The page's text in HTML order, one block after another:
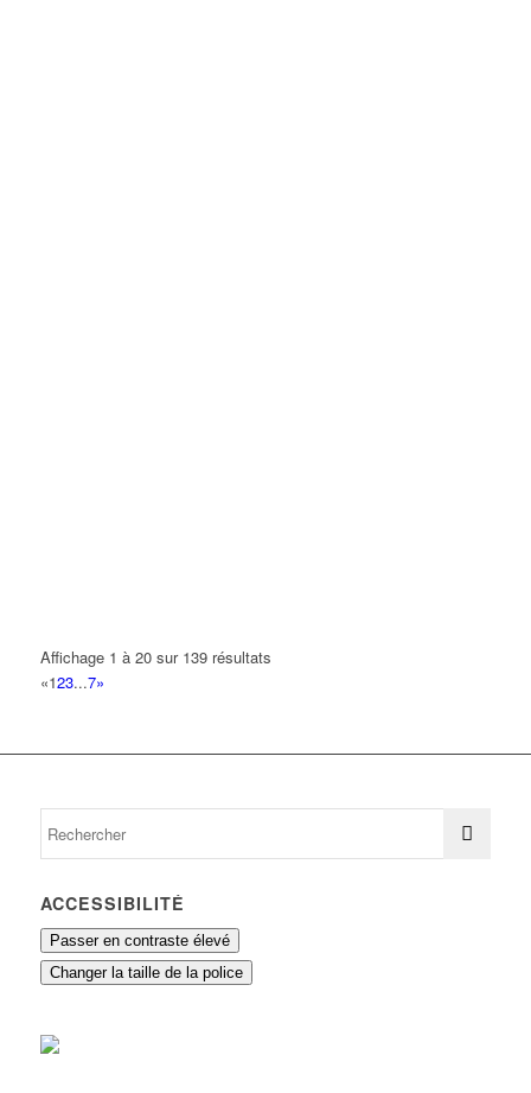
Affichage 1 à 20 sur 139 résultats
«123...7»
ACCESSIBILITÉ
Passer en contraste élevé
Changer la taille de la police